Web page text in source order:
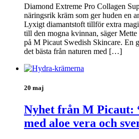
Diamond Extreme Pro Collagen
näringsrik kräm som ger huden en
Lyxigt diamantstoft tillför extra
till den mogna kvinnan, säger
på M Picaut Swedish Skincare. En
det bästa från naturen med […]
20 maj
Nyhet från M Picaut:
med aloe vera och